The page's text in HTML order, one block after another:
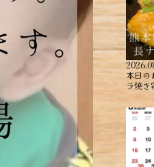
本日
ラ焼